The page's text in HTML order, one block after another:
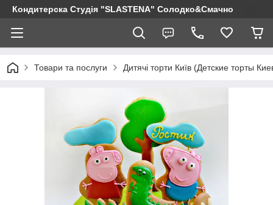
Кондитерска Студія "SLASTENA" Солодко&Смачно
Товари та послуги Дитячі торти Київ (Детские торты